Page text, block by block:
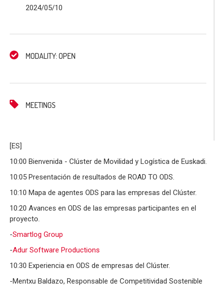
2024/05/10
MODALITY: OPEN
MEETINGS
[ES]
10:00 Bienvenida - Clúster de Movilidad y Logística de Euskadi.
10:05 Presentación de resultados de ROAD TO ODS.
10:10 Mapa de agentes ODS para las empresas del Clúster.
10:20 Avances en ODS de las empresas participantes en el
proyecto.
-Smartlog Group
-Adur Software Productions
10:30 Experiencia en ODS de empresas del Clúster.
-Mentxu Baldazo, Responsable de Competitividad Sostenible